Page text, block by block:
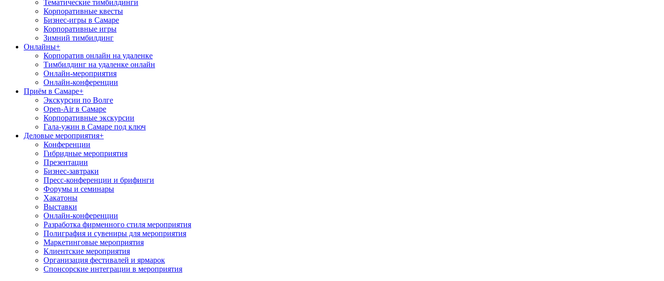
Тематические тимбилдинги
Корпоративные квесты
Бизнес-игры в Самаре
Корпоративные игры
Зимний тимбилдинг
Онлайны+
Корпоратив онлайн на удаленке
Тимбилдинг на удаленке онлайн
Онлайн-мероприятия
Онлайн-конференции
Приём в Самаре+
Экскурсии по Волге
Open-Air в Самаре
Корпоративные экскурсии
Гала-ужин в Самаре под ключ
Деловые мероприятия+
Конференции
Гибридные мероприятия
Презентации
Бизнес-завтраки
Пресс-конференции и брифинги
Форумы и семинары
Хакатоны
Выставки
Онлайн-конференции
Разработка фирменного стиля мероприятия
Полиграфия и сувениры для мероприятия
Маркетинговые мероприятия
Клиентские мероприятия
Организация фестивалей и ярмарок
Спонсорские интеграции в мероприятия